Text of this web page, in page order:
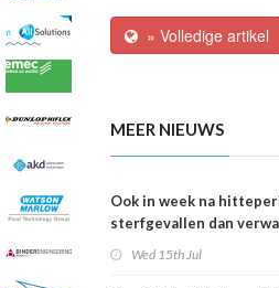
» Volledige artikel
MEER NIEUWS
Ook in week na
sterfgevallen dan
Wed 15th Jul